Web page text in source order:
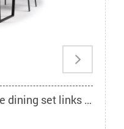
Tierra Outdoor Liv lounge dining set links charcoal met dining tafel forest grey 150 x 90 cm